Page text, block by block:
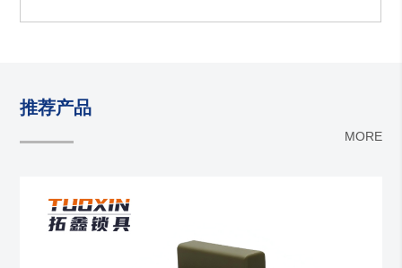
推荐产品
MORE